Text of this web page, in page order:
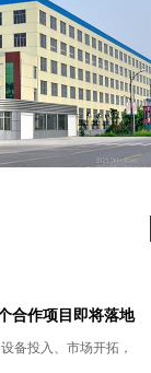
合作项目即将落地
备投入、市场开拓，